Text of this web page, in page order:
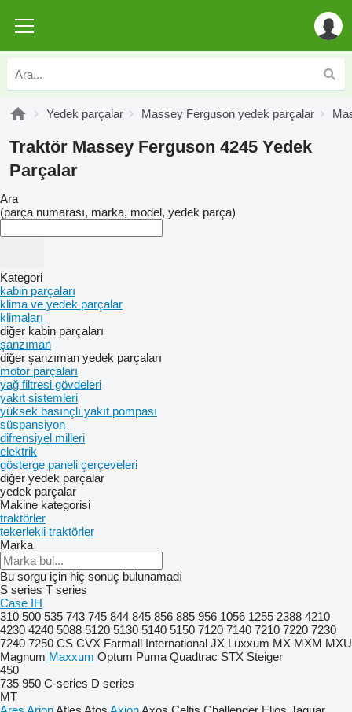
Yedek parçalar Massey Ferguson yedek parçalar
Traktör Massey Ferguson 4245 Yedek
Parçalar
Ara
(parça numarası, marka, model, yedek parça)
Kategori
kabin parçaları
klima ve yedek parçalar
klimaları
diğer kabin parçaları
şanzıman
diğer şanzıman yedek parçaları
motor parçaları
yağ filtresi gövdeleri
yakıt sistemleri
yüksek basınçlı yakıt pompası
süspansiyon
difrensiyel milleri
elektrik
gösterge paneli çerçeveleri
diğer yedek parçalar
yedek parçalar
Makine kategorisi
traktörler
tekerlekli traktörler
Marka
Bu sorgu için hiç sonuç bulunamadı
S series T series
Case IH
310 500 535 743 745 844 845 856 885 956 1056 1255 2388 4210
4230 4240 5088 5120 5130 5140 5150 7120 7140 7210 7220 7230
7240 7250 CS CVX Farmall International JX Luxxum MX MXM MXU
Magnum Maxxum Optum Puma Quadtrac STX Steiger
450
735 950 C-series D series
MT